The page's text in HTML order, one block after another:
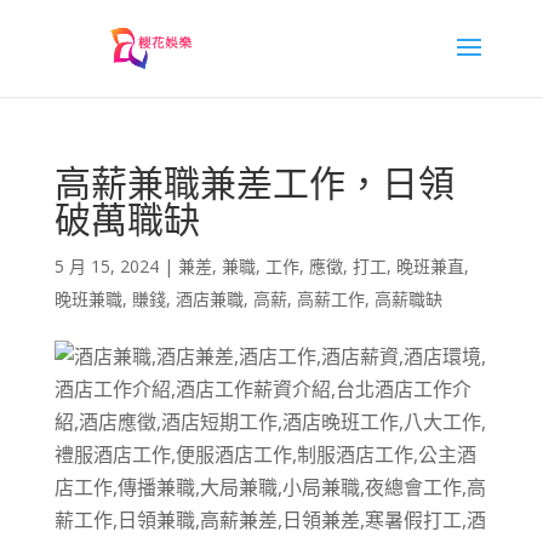
高薪兼職兼差工作，日領
破萬職缺
5 月 15, 2024| 兼差, 兼職, 工作, 應徵, 打工, 晚班兼直,
晚班兼職, 賺錢, 酒店兼職, 高薪, 高薪工作, 高薪職缺